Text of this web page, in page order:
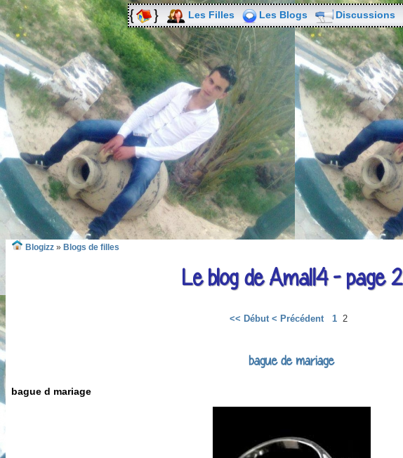
Les Filles Les Blogs Discussions
Blogizz » Blogs de filles
Le blog de Amal14 - page 2
<< Début < Précédent 1 2
bague de mariage
bague d mariage